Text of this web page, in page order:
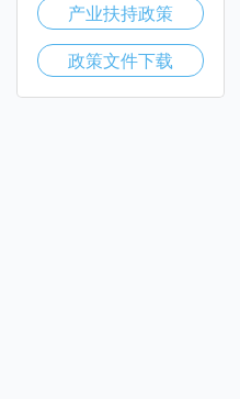
产业扶持政策
政策文件下载